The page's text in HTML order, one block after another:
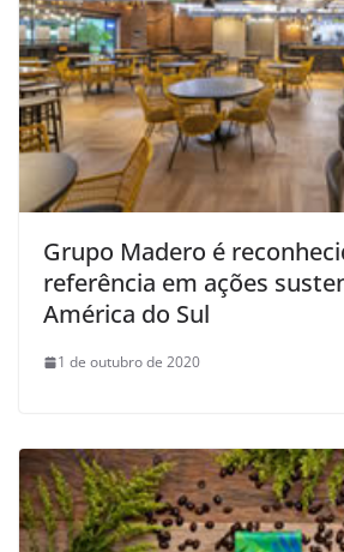
Grupo Madero é
referência em ações
América do Sul
1 de outubro de 2020